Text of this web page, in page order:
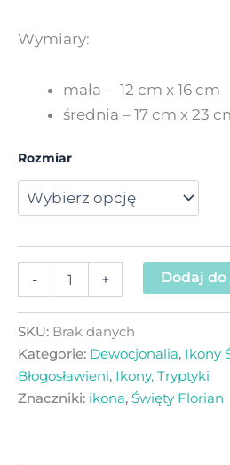
Wymiary:
mała – 12 cm x 16 cm
średnia – 17 cm x 23
Rozmiar
- + Dodaj do
SKU: Brak danych
Kategorie: Dewocjonalia, Ikony
Błogosławieni, Ikony, Tryptyki
Znaczniki: ikona, Święty Florian